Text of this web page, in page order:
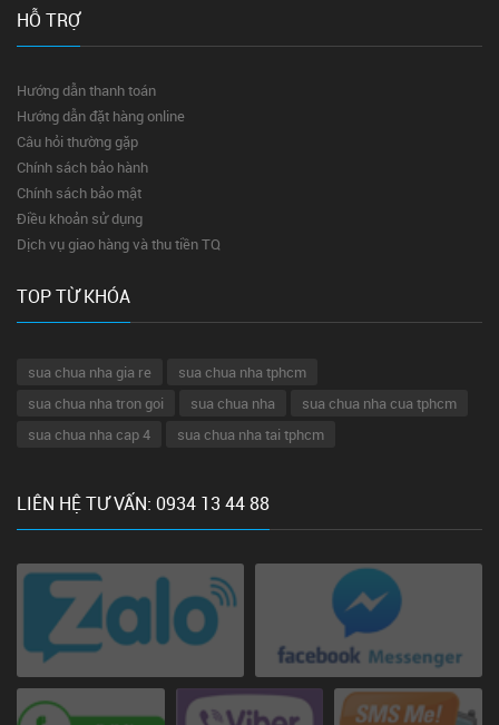
HỖ TRỢ
Hướng dẫn thanh toán
Hướng dẫn đặt hàng online
Câu hỏi thường gặp
Chính sách bảo hành
Chính sách bảo mật
Điều khoản sử dụng
Dịch vụ giao hàng và thu tiền TQ
TOP TỪ KHÓA
sua chua nha gia re
sua chua nha tphcm
sua chua nha tron goi
sua chua nha
sua chua nha cua tphcm
sua chua nha cap 4
sua chua nha tai tphcm
LIÊN HỆ TƯ VẤN: 0934 13 44 88